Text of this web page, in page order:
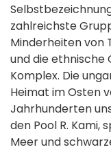
zahlreichste
Minderheiten von
und die ethnische
Komplex. Die
Heimat im Osten
Jahrhunderten
den Pool R. Kami,
Meer und